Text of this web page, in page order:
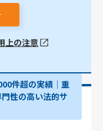
上の注意
件超の実績│重
性の高い法的サ